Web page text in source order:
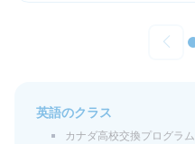
英語のクラス
カナダ高校交換プログラム